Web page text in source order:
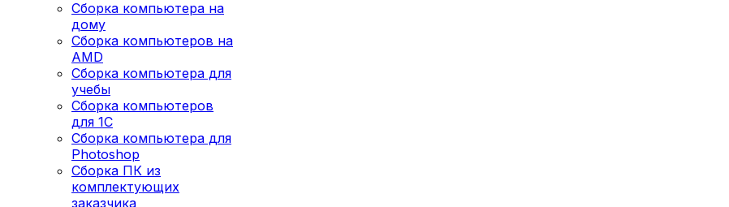
Сборка компьютера на
дому
Сборка компьютеров на
AMD
Сборка компьютера для
учебы
Сборка компьютеров
для 1С
Сборка компьютера для
Photoshop
Сборка ПК из
комплектующих
заказчика